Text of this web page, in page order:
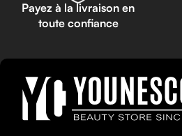
Payez à la livraison en
toute confiance